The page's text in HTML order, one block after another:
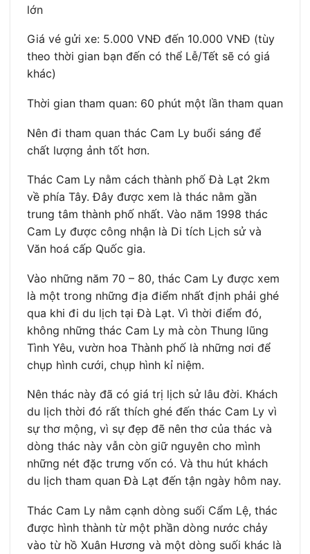
lớn
Giá vé gửi xe: 5.000 VNĐ đến 10.000 VNĐ (tùy
theo thời gian bạn đến có thể Lễ/Tết sẽ có giá
khác)
Thời gian tham quan: 60 phút một lần tham quan
Nên đi tham quan thác Cam Ly buổi sáng để
chất lượng ảnh tốt hơn.
Thác Cam Ly nằm cách thành phố Đà Lạt 2km
về phía Tây. Đây được xem là thác nằm gần
trung tâm thành phố nhất. Vào năm 1998 thác
Cam Ly được công nhận là Di tích Lịch sử và
Văn hoá cấp Quốc gia.
Vào những năm 70 – 80, thác Cam Ly được xem
là một trong những địa điểm nhất định phải ghé
qua khi đi du lịch tại Đà Lạt. Vì thời điểm đó,
không những thác Cam Ly mà còn Thung lũng
Tình Yêu, vườn hoa Thành phố là những nơi để
chụp hình cưới, chụp hình kỉ niệm.
Nên thác này đã có giá trị lịch sử lâu đời. Khách
du lịch thời đó rất thích ghé đến thác Cam Ly vì
sự thơ mộng, vì sự đẹp đẽ nên thơ của thác và
dòng thác này vẫn còn giữ nguyên cho mình
những nét đặc trưng vốn có. Và thu hút khách
du lịch tham quan Đà Lạt đến tận ngày hôm nay.
Thác Cam Ly nằm cạnh dòng suối Cẩm Lệ, thác
được hình thành từ một phần dòng nước chảy
vào từ hồ Xuân Hương và một dòng suối khác là